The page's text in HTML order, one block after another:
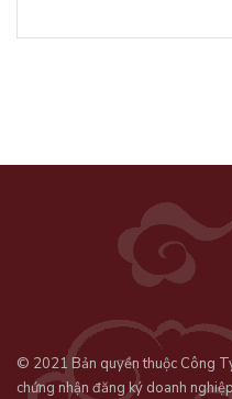
© 2021 Bản quyền thuộc Công
chứng nhận đăng ký doanh